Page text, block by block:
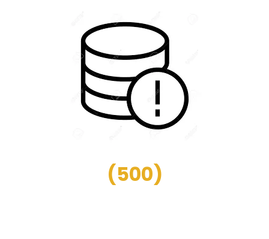
(500)